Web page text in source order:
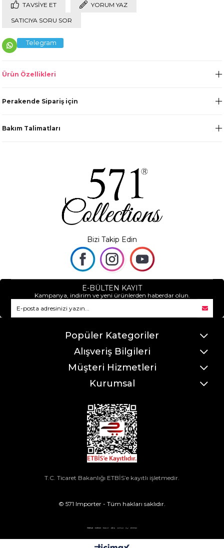
TAVSIYE ET YORUM YAZ
SATICIYA SORU SOR
Telegram
Ürün Özellikleri
Perakende Sipariş için
Bakım Talimatları
Bizi Takip Edin
E-BÜLTEN KAYIT
Kampanya, indirim ve yeni ürünlerden haberdar olun.
Popüler Kategoriler
Alışveriş Bilgileri
Müşteri Hizmetleri
Kurumsal
T.C. Ticaret Bakanlığı ETBİS’e kayıtlı işletmedir.
© 571 Importer - Tüm hakları saklıdır.